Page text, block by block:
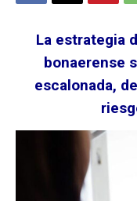
La estrategia
bonaerense
escalonada,